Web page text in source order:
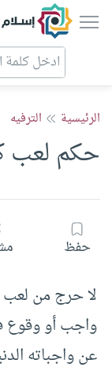
الرئيسية الترفيه
حكم لعب
حفظ
لا حرج من لعب
واجب أو وقوع
عن واجباته